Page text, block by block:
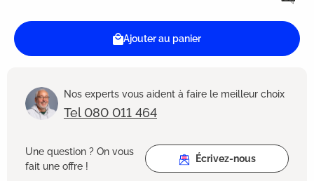
Ajouter au panier
Nos experts vous aident à faire le meilleur choix
Tel 080 011 464
Une question ? On vous
fait une offre !
Écrivez-nous